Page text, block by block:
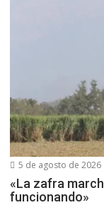
5 de agosto de 2026
«La zafra
funcionando»